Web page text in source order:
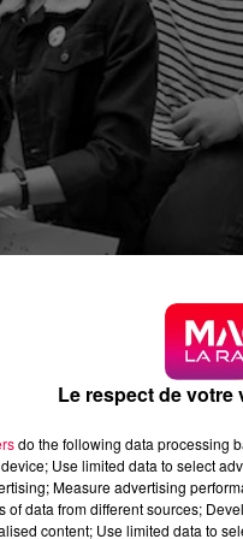
le journal télévisé, de
en 2030 « il n’y
vigueur d’ici la fin de
Le respect de votre
do the following data processing
Use limited data to select
Measure advertising
of data from different sources;
content; Use limited data to